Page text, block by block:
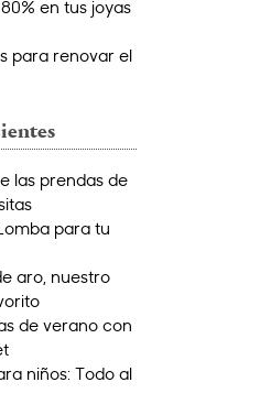
en tus joyas
para renovar el
las prendas de
para tu
aro, nuestro
de verano con
niños: Todo al